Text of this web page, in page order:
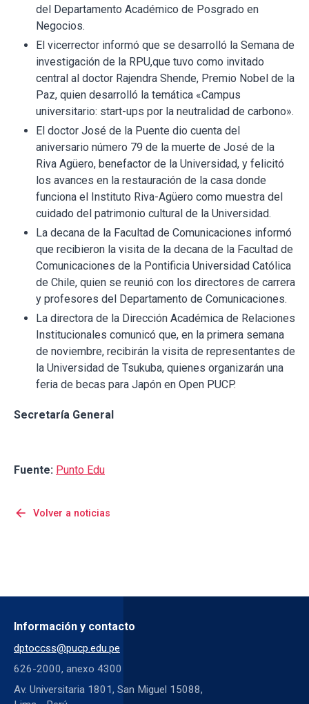
del Departamento Académico de Posgrado en
Negocios.
El vicerrector informó que se desarrolló la Semana de
investigación de la RPU,que tuvo como invitado
central al doctor Rajendra Shende, Premio Nobel de la
Paz, quien desarrolló la temática «Campus
universitario: start-ups por la neutralidad de carbono».
El doctor José de la Puente dio cuenta del
aniversario número 79 de la muerte de José de la
Riva Agüero, benefactor de la Universidad, y felicitó
los avances en la restauración de la casa donde
funciona el Instituto Riva-Agüero como muestra del
cuidado del patrimonio cultural de la Universidad.
La decana de la Facultad de Comunicaciones informó
que recibieron la visita de la decana de la Facultad de
Comunicaciones de la Pontificia Universidad Católica
de Chile, quien se reunió con los directores de carrera
y profesores del Departamento de Comunicaciones.
La directora de la Dirección Académica de Relaciones
Institucionales comunicó que, en la primera semana
de noviembre, recibirán la visita de representantes de
la Universidad de Tsukuba, quienes organizarán una
feria de becas para Japón en Open PUCP.
Secretaría General
Fuente: Punto Edu
arrow_back Volver a noticias
Información y contacto
dptoccss@pucp.edu.pe
626-2000, anexo 4300
Av. Universitaria 1801, San Miguel 15088,